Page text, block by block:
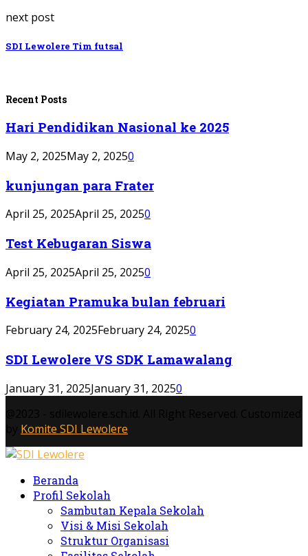
next post
SDI Lewolere Tim futsal
Recent Posts
Hari Pendidikan Nasional ke 2025
May 2, 2025May 2, 20250
kunjungan para Frater
April 25, 2025April 25, 20250
Test Kebugaran Siswa
April 25, 2025April 25, 20250
Kegiatan Pramuka bulan februari
February 24, 2025February 24, 20250
SDI Lewolere VS SDK Lamawalang
January 31, 2025January 31, 20250
Komite SDI Lewolere
Beranda
Profil Sekolah
Sambutan Kepala Sekolah
Visi & Misi Sekolah
Struktur Organisasi